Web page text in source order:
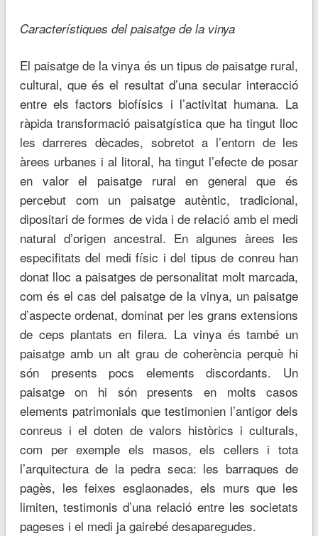
Característiques del paisatge de la vinya
El paisatge de la vinya és un tipus de paisatge rural,
cultural, que és el resultat d’una secular interacció
entre els factors biofísics i l’activitat humana. La
ràpida transformació paisatgística que ha tingut lloc
les darreres dècades, sobretot a l’entorn de les
àrees urbanes i al litoral, ha tingut l’efecte de posar
en valor el paisatge rural en general que és
percebut com un paisatge autèntic, tradicional,
dipositari de formes de vida i de relació amb el medi
natural d’origen ancestral. En algunes àrees les
especifitats del medi físic i del tipus de conreu han
donat lloc a paisatges de personalitat molt marcada,
com és el cas del paisatge de la vinya, un paisatge
d’aspecte ordenat, dominat per les grans extensions
de ceps plantats en filera. La vinya és també un
paisatge amb un alt grau de coherència perquè hi
són presents pocs elements discordants. Un
paisatge on hi són presents en molts casos
elements patrimonials que testimonien l’antigor dels
conreus i el doten de valors històrics i culturals,
com per exemple els masos, els cellers i tota
l’arquitectura de la pedra seca: les barraques de
pagès, les feixes esglaonades, els murs que les
limiten, testimonis d’una relació entre les societats
pageses i el medi ja gairebé desaparegudes.